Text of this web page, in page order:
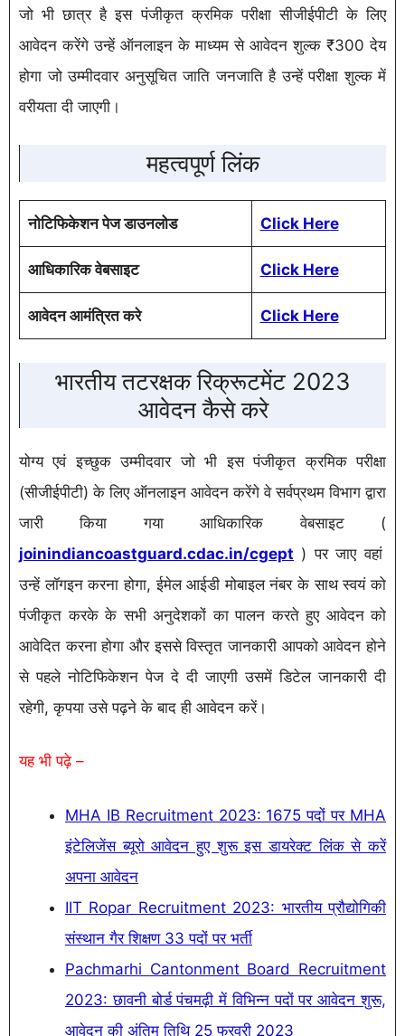
जो भी छात्र है इस पंजीकृत क्रमिक परीक्षा सीजीईपीटी के लिए
आवेदन करेंगे उन्हें ऑनलाइन के माध्यम से आवेदन शुल्क ₹300 देय
होगा जो उम्मीदवार अनुसूचित जाति जनजाति है उन्हें परीक्षा शुल्क में
वरीयता दी जाएगी।
महत्वपूर्ण लिंक
नोटिफिकेशन पेज डाउनलोड Click Here
आधिकारिक वेबसाइट Click Here
आवेदन आमंत्रित करे Click Here
भारतीय तटरक्षक रिक्रूटमेंट 2023
आवेदन कैसे करे
योग्य एवं इच्छुक उम्मीदवार जो भी इस पंजीकृत क्रमिक परीक्षा
(सीजीईपीटी) के लिए ऑनलाइन आवेदन करेंगे वे सर्वप्रथम विभाग द्वारा
जारी किया गया आधिकारिक वेबसाइट (
joinindiancoastguard.cdac.in/cgept ) पर जाए वहां
उन्हें लॉगइन करना होगा, ईमेल आईडी मोबाइल नंबर के साथ स्वयं को
पंजीकृत करके के सभी अनुदेशकों का पालन करते हुए आवेदन को
आवेदित करना होगा और इससे विस्तृत जानकारी आपको आवेदन होने
से पहले नोटिफिकेशन पेज दे दी जाएगी उसमें डिटेल जानकारी दी
रहेगी, कृपया उसे पढ़ने के बाद ही आवेदन करें।
यह भी पढ़े –
MHA IB Recruitment 2023: 1675 पदों पर MHA
इंटेलिजेंस ब्यूरो आवेदन हुए शुरू इस डायरेक्ट लिंक से करें
अपना आवेदन
IIT Ropar Recruitment 2023: भारतीय प्रौद्योगिकी
संस्थान गैर शिक्षण 33 पदों पर भर्ती
Pachmarhi Cantonment Board Recruitment
2023: छावनी बोर्ड पंचमढ़ी में विभिन्न पदों पर आवेदन शुरू,
आवेदन की अंतिम तिथि 25 फरवरी 2023